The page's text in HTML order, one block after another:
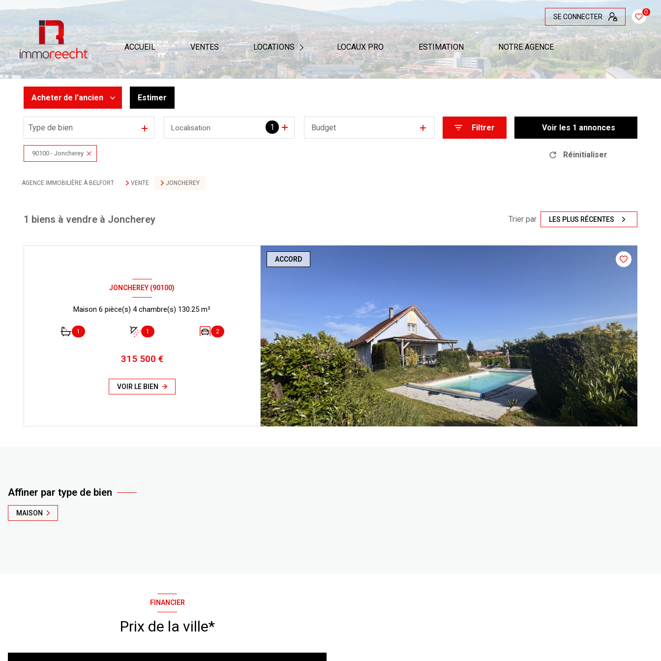
SE CONNECTER
0
ACCUEIL VENTES LOCATIONS
NOTRE BAREME D'HONORAIRE
LOCAUX PRO ESTIMATION NOTRE AGENCE
Acheter de l'ancien
De l'ancien
De l'immo pro
Estimer
Type de bien 1
Localisation Budget Filtrer Voir les 1 annonces
90100 - Joncherey Réinitialiser
AGENCE IMMOBILIÈRE À BELFORT VENTE JONCHEREY
1 biens à vendre à Joncherey Trier par LES PLUS RÉCENTES
ACCORD
JONCHEREY (90100)
Maison 6 pièce(s) 4 chambre(s) 130.25 m²
1 1 2
315 500 €
VOIR LE BIEN
Affiner par type de bien
MAISON
FINANCIER
Prix de la ville*